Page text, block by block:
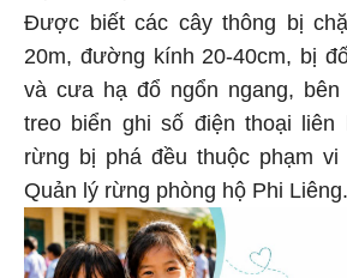
Được biết các cây thông bị
20m, đường kính 20-40cm, bị
và cưa hạ đổ ngổn ngang,
treo biển ghi số điện thoại liên
rừng bị phá đều thuộc phạm vi
Quản lý rừng phòng hộ Phi Liêng.